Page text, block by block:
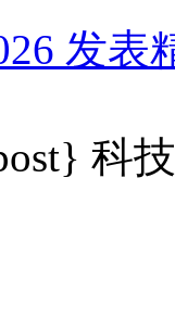
发表
科技